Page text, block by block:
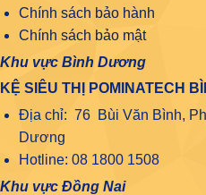
Chính sách bảo hành
Chính sách bảo mật
Khu vực Bình Dương
KỆ SIÊU THỊ POMINATECH
Địa chỉ: 76 Bùi Văn Bình,
Dương
Hotline: 08 1800 1508
Khu vực Đồng Nai